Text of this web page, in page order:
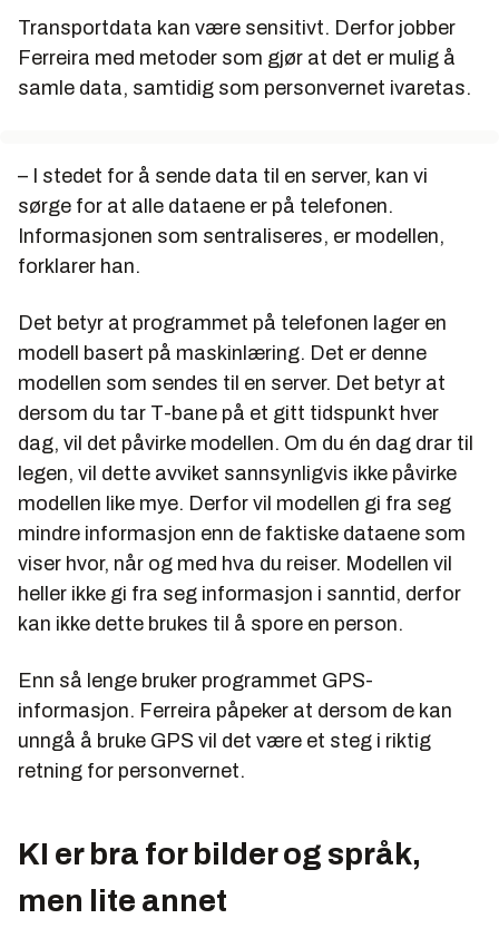
Transportdata kan være sensitivt. Derfor jobber
Ferreira med metoder som gjør at det er mulig å
samle data, samtidig som personvernet ivaretas.
– I stedet for å sende data til en server, kan vi
sørge for at alle dataene er på telefonen.
Informasjonen som sentraliseres, er modellen,
forklarer han.
Det betyr at programmet på telefonen lager en
modell basert på maskinlæring. Det er denne
modellen som sendes til en server. Det betyr at
dersom du tar T-bane på et gitt tidspunkt hver
dag, vil det påvirke modellen. Om du én dag drar til
legen, vil dette avviket sannsynligvis ikke påvirke
modellen like mye. Derfor vil modellen gi fra seg
mindre informasjon enn de faktiske dataene som
viser hvor, når og med hva du reiser. Modellen vil
heller ikke gi fra seg informasjon i sanntid, derfor
kan ikke dette brukes til å spore en person.
Enn så lenge bruker programmet GPS-
informasjon. Ferreira påpeker at dersom de kan
unngå å bruke GPS vil det være et steg i riktig
retning for personvernet.
KI er bra for bilder og språk,
men lite annet